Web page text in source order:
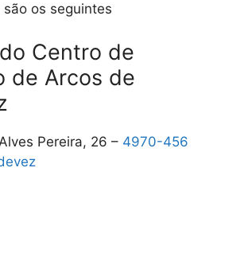
os seguintes
Centro de
de Arcos de
Pereira, 26 – 4970-456